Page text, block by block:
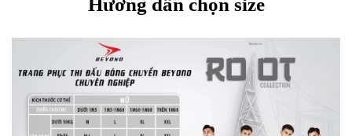
Hướng dẫn chọn size